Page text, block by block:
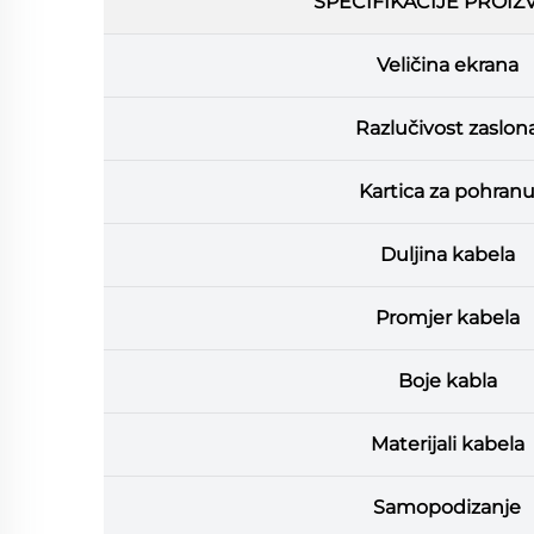
Veličina ekrana
Razlučivost
Kartica za pohranu
Duljina kabela
Promjer kabela
Boje kabla
Materijali kabela
Samopodizanje